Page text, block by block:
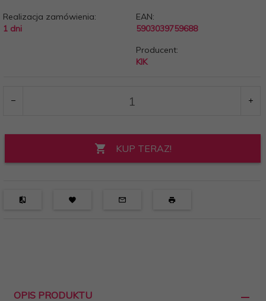
Realizacja zamówienia:
1 dni
EAN:
5903039759688
Producent:
KIK
KUP TERAZ!
OPIS PRODUKTU